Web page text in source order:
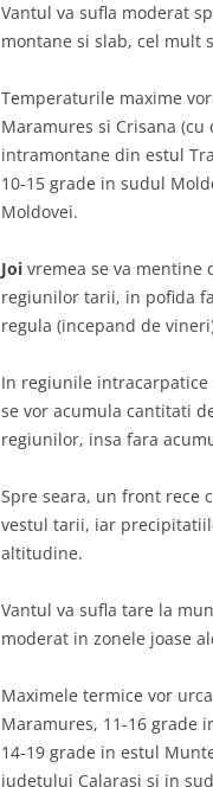
Vantul va sufla moderat
montane si slab, cel mult
Temperaturile maxime
Maramures si Crisana
intramontane din estul
10-15 grade in sudul
Moldovei.
Joi vremea se va mentine
regiunilor tarii, in pofida
regula (incepand de
In regiunile intracarpatice
se vor acumula cantitati
regiunilor, insa fara
Spre seara, un front rece
vestul tarii, iar
altitudine.
Vantul va sufla tare la
moderat in zonele joase
Maximele termice vor
Maramures, 11-16 grade
14-19 grade in estul
judetului Calarasi si in